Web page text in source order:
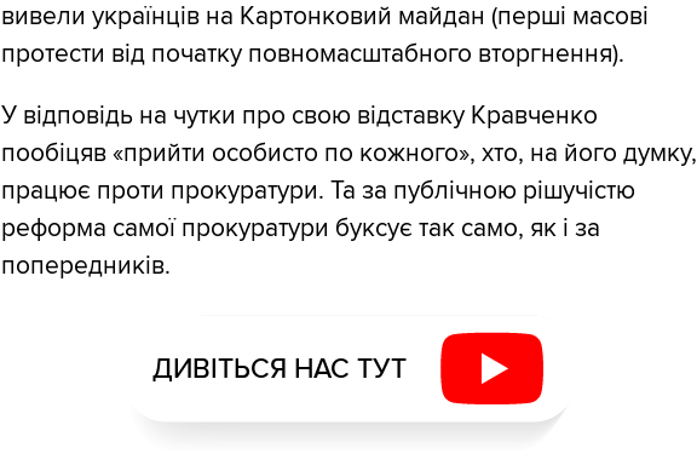
вивели українців на Картонковий майдан (перші масові
протести від початку повномасштабного вторгнення).
У відповідь на чутки про свою відставку Кравченко
пообіцяв «прийти особисто по кожного», хто, на його думку,
працює проти прокуратури. Та за публічною рішучістю
реформа самої прокуратури буксує так само, як і за
попередників.
ДИВІТЬСЯ НАС ТУТ